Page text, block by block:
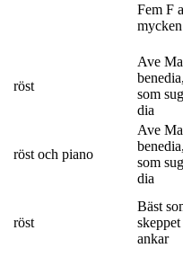
Fem F
röst
Ave
som
dia
röst och piano
Ave
som
dia
röst
Bäst
ankar